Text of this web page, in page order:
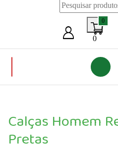
0
0
Calças Homem
Pretas